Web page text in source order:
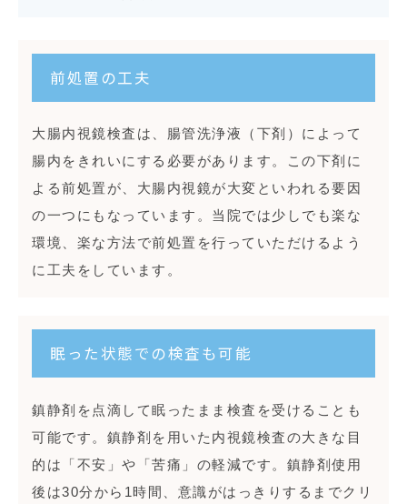
前処置の工夫
大腸内視鏡検査は、腸管洗浄液（下剤）によって
腸内をきれいにする必要があります。この下剤に
よる前処置が、大腸内視鏡が大変といわれる要因
の一つにもなっています。当院では少しでも楽な
環境、楽な方法で前処置を行っていただけるよう
に工夫をしています。
眠った状態での検査も可能
鎮静剤を点滴して眠ったまま検査を受けることも
可能です。鎮静剤を用いた内視鏡検査の大きな目
的は「不安」や「苦痛」の軽減です。鎮静剤使用
後は30分から1時間、意識がはっきりするまでクリ